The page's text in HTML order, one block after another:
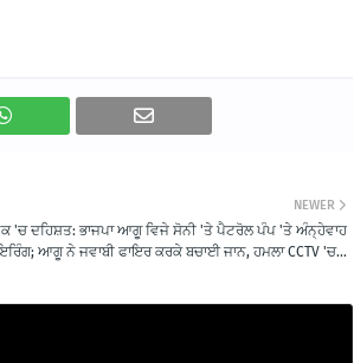
NEWER
'ਚ ਦਹਿਸ਼ਤ: ਭਾਜਪਾ ਆਗੂ ਵਿਜੇ ਸੋਨੀ 'ਤੇ ਪੈਟਰੋਲ ਪੰਪ 'ਤੇ ਅੰਨ੍ਹੇਵਾਹ
ਆਗੂ ਨੇ ਜਵਾਬੀ ਫਾਇਰ ਕਰਕੇ ਬਚਾਈ ਜਾਨ, ਹਮਲਾ CCTV 'ਚ...